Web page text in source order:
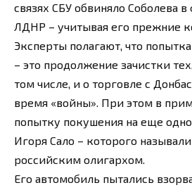
связях СБУ обвиняло Соболева
ЛДНР – учитывая его прежние
Эксперты полагают, что
– это продолжение зачистки
том числе, и о торговле с
время «войны». При этом в
попытку покушения на еще
Игоря Сало – которого
российским олигархом.
Его автомобиль пытались